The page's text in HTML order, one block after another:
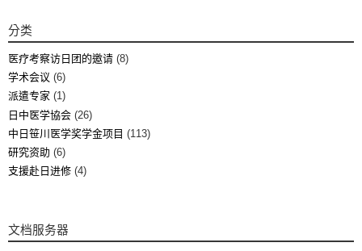
分类
医疗考察访日团的邀请 (8)
学术会议 (6)
派遣专家 (1)
日中医学協会 (26)
中日笹川医学奖学金项目 (113)
研究资助 (6)
支援赴日进修 (4)
文档服务器